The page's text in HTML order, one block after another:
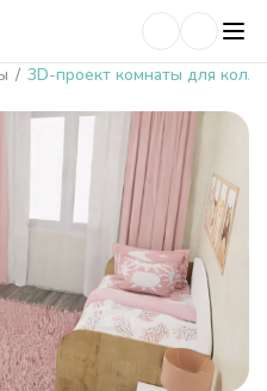
/ 3D-проект комнаты для